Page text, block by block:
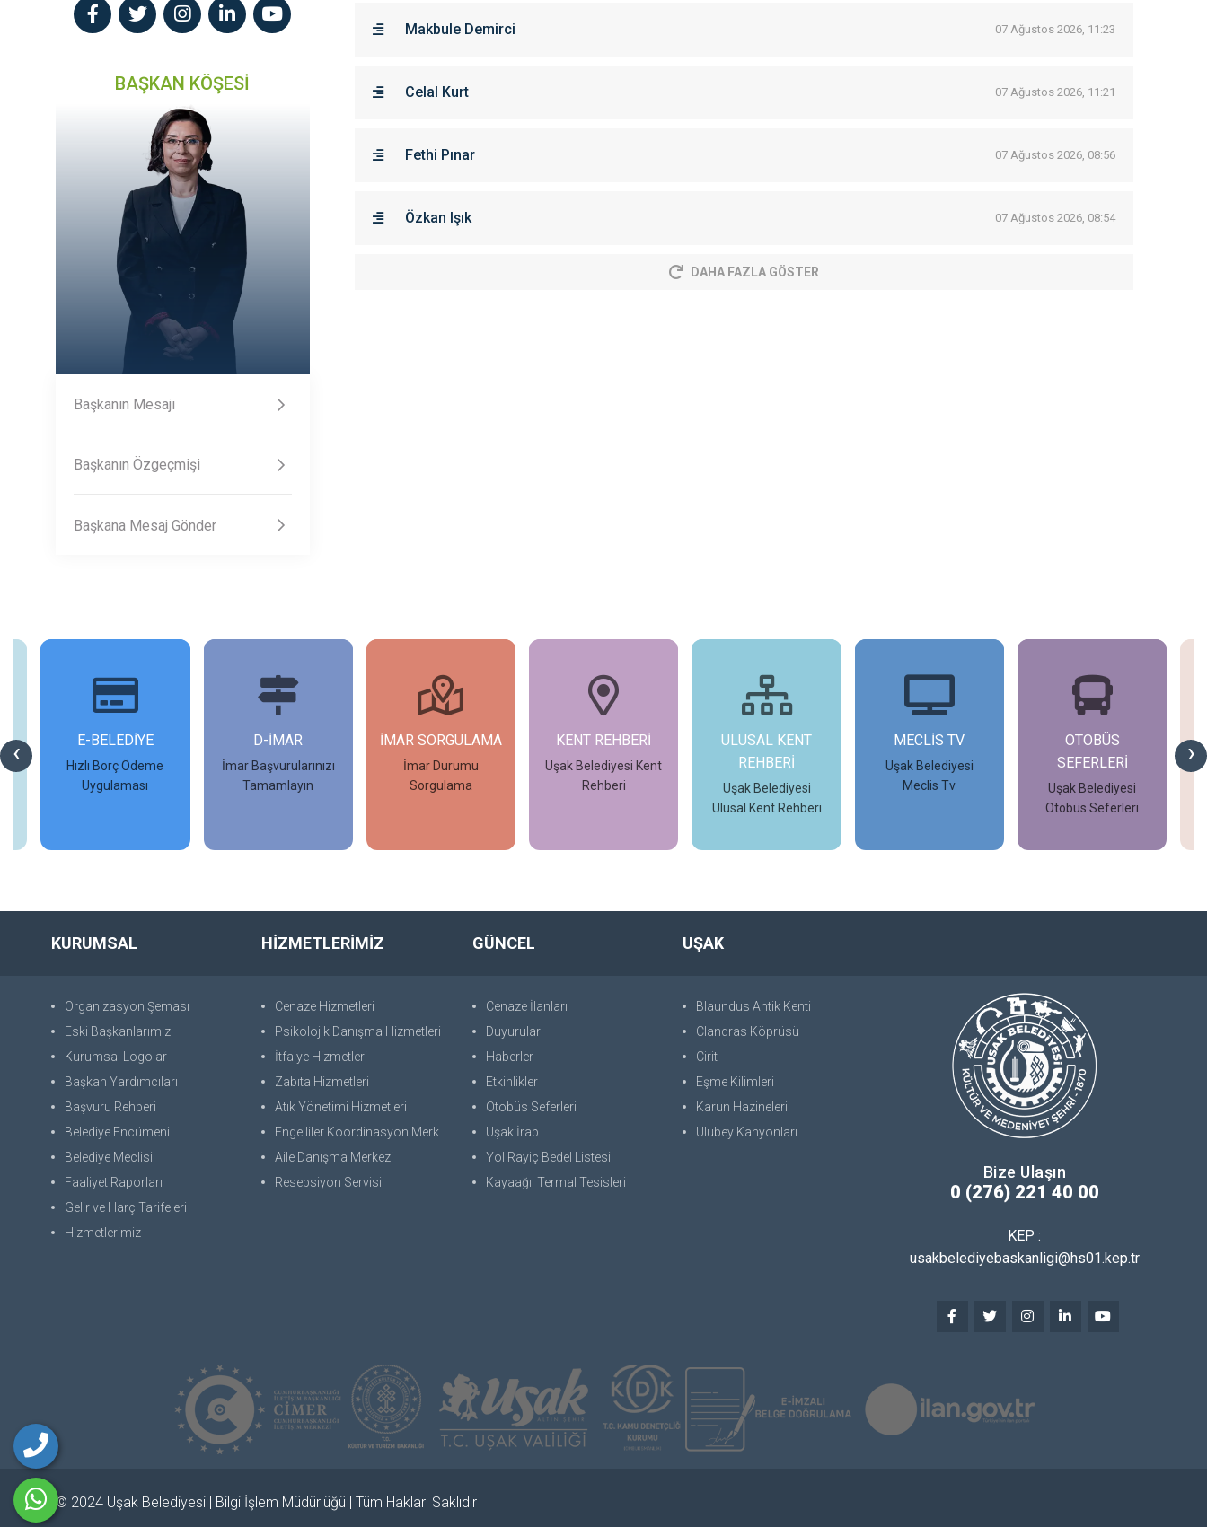
BAŞKAN KÖŞESİ
Başkanın Mesajı
Başkanın Özgeçmişi
Başkana Mesaj Gönder
Makbule Demirci 07 Ağustos 2026, 11:23
Celal Kurt 07 Ağustos 2026, 11:21
Fethi Pınar 07 Ağustos 2026, 08:56
Özkan Işık 07 Ağustos 2026, 08:54
DAHA FAZLA GÖSTER
‹ ›
E-BELEDİYE
Hızlı Borç Ödeme
Uygulaması
D-İMAR
İmar Başvurularınızı
Tamamlayın
İMAR SORGULAMA
İmar Durumu
Sorgulama
KENT REHBERİ
Uşak Belediyesi Kent
Rehberi
ULUSAL KENT
REHBERİ
Uşak Belediyesi
Ulusal Kent Rehberi
MECLİS TV
Uşak Belediyesi
Meclis Tv
OTOBÜS
SEFERLERİ
Uşak Belediyesi
Otobüs Seferleri
KURUMSAL
Organizasyon Şeması
Eski Başkanlarımız
Kurumsal Logolar
Başkan Yardımcıları
Başvuru Rehberi
Belediye Encümeni
Belediye Meclisi
Faaliyet Raporları
Gelir ve Harç Tarifeleri
Hizmetlerimiz
HİZMETLERİMİZ
Cenaze Hizmetleri
Psikolojik Danışma Hizmetleri
İtfaiye Hizmetleri
Zabıta Hizmetleri
Atık Yönetimi Hizmetleri
Engelliler Koordinasyon Merkezi
Aile Danışma Merkezi
Resepsiyon Servisi
GÜNCEL
Cenaze İlanları
Duyurular
Haberler
Etkinlikler
Otobüs Seferleri
Uşak İrap
Yol Rayiç Bedel Listesi
Kayaağıl Termal Tesisleri
UŞAK
Blaundus Antik Kenti
Clandras Köprüsü
Cirit
Eşme Kilimleri
Karun Hazineleri
Ulubey Kanyonları
Bize Ulaşın
0 (276) 221 40 00
KEP :
usakbelediyebaskanligi@hs01.kep.tr
© 2024 Uşak Belediyesi | Bilgi İşlem Müdürlüğü | Tüm Hakları Saklıdır